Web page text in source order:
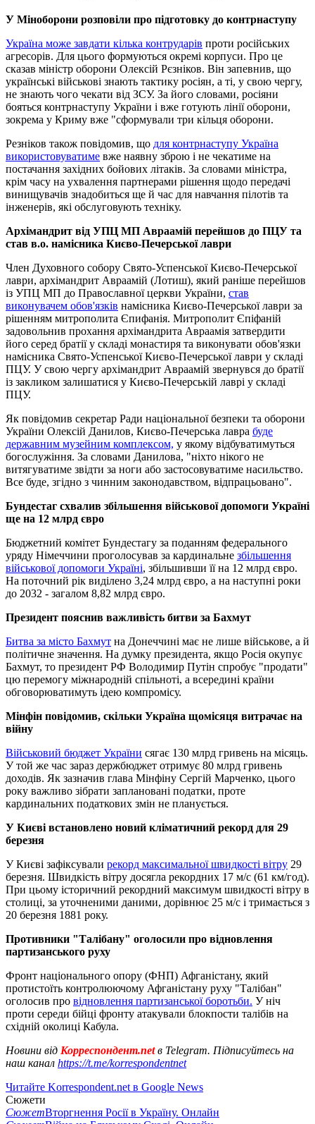
У Міноборони розповіли про підготовку до контрнаступу
Україна може завдати кілька контрударів проти російських
агресорів. Для цього формуються окремі корпуси. Про це
сказав міністр оборони Олексій Рєзніков. Він запевнив, що
українські військові знають тактику росіян, а ті, у свою чергу,
не знають чого чекати від ЗСУ. За його словами, росіяни
бояться контрнаступу України і вже готують лінії оборони,
зокрема у Криму вже "сформували три кільця оборони.
Резніков також повідомив, що для контрнаступу Україна
використовуватиме вже наявну зброю і не чекатиме на
постачання західних бойових літаків. За словами міністра,
крім часу на ухвалення партнерами рішення щодо передачі
винищувачів знадобиться ще й час для навчання пілотів та
інженерів, які обслуговують техніку.
Архімандрит від УПЦ МП Авраамій перейшов до ПЦУ та
став в.о. намісника Києво-Печерської лаври
Член Духовного собору Свято-Успенської Києво-Печерської
лаври, архімандрит Авраамій (Лотиш), який раніше перейшов
із УПЦ МП до Православної церкви України, став
виконувачем обов'язків намісника Києво-Печерської лаври за
рішенням митрополита Єпифанія. Митрополит Єпіфаній
задовольнив прохання архімандрита Авраамія затвердити
його серед братії у складі монастиря та виконувати обов'язки
намісника Свято-Успенської Києво-Печерської лаври у складі
ПЦУ. У свою чергу архімандрит Авраамій звернувся до братії
із закликом залишатися у Києво-Печерській лаврі у складі
ПЦУ.
Як повідомив секретар Ради національної безпеки та оборони
України Олексій Данилов, Києво-Печерська лавра буде
державним музейним комплексом, у якому відбуватимуться
богослужіння. За словами Данилова, "ніхто нікого не
витягуватиме звідти за ноги або застосовуватиме насильство.
Все буде, згідно з чинним законодавством, відпрацьовано".
Бундестаг схвалив збільшення військової допомоги Україні
ще на 12 млрд євро
Бюджетний комітет Бундестагу за поданням федерального
уряду Німеччини проголосував за кардинальне збільшення
військової допомоги Україні, збільшивши її на 12 млрд євро.
На поточний рік виділено 3,24 млрд євро, а на наступні роки
до 2032 - загалом 8,82 млрд євро.
Президент пояснив важливість битви за Бахмут
Битва за місто Бахмут на Донеччині має не лише військове, а й
політичне значення. На думку президента, якщо Росія окупує
Бахмут, то президент РФ Володимир Путін спробує "продати"
цю перемогу міжнародній спільноті, а всередині країни
обговорюватимуть ідею компромісу.
Мінфін повідомив, скільки Україна щомісяця витрачає на
війну
Військовий бюджет України сягає 130 млрд гривень на місяць.
У той же час зараз держбюджет отримує 80 млрд гривень
доходів. Як зазначив глава Мінфіну Сергій Марченко, цього
року важливо зібрати заплановані податки, проте
кардинальних податкових змін не планується.
У Києві встановлено новий кліматичний рекорд для 29
березня
У Києві зафіксували рекорд максимальної швидкості вітру 29
березня. Швидкість вітру досягла рекордних 17 м/с (61 км/год).
При цьому історичний рекордний максимум швидкості вітру в
столиці, за уточненими даними, дорівнює 25 м/с і тримається з
20 березня 1881 року.
Противники "Талібану" оголосили про відновлення
партизанського руху
Фронт національного опору (ФНП) Афганістану, який
протистоїть контролюючому Афганістану руху "Талібан"
оголосив про відновлення партизанської боротьби. У ніч
проти середи бійці фронту атакували блокпости талібів на
східній околиці Кабула.
Новини від Корреспондент.netв Telegram. Підписуйтесь на
наш канал https://t.me/korrespondentnet
Читайте Korrespondent.net в Google News
Сюжети
СюжетВторгнення Росії в Україну. Онлайн